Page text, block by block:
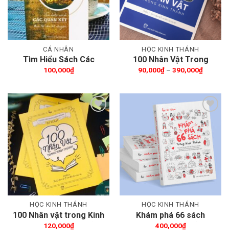
CÁ NHÂN
Tìm Hiểu Sách Các
Quan Xét Theo Lối Văn
100,000₫
HỌC KINH THÁNH
100 Nhân Vật Trong
Kinh Thánh
90,000₫ – 390,000₫Khoảng
đến
Thêm wishlist
HỌC KINH THÁNH
100 Nhân vật trong Kinh
Thánh (bản Online)
120,000₫
Thêm wishlist
HỌC KINH THÁNH
Khám phá 66 sách
trong Kinh Thánh (Sách
400,000₫